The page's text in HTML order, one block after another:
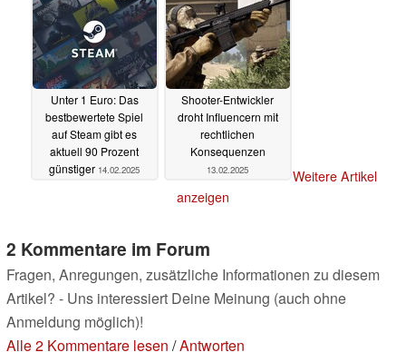
Unter 1 Euro: Das
bestbewertete Spiel
auf Steam gibt es
aktuell 90 Prozent
günstiger 14.02.2025
Shooter-Entwickler
droht Influencern mit
rechtlichen
Konsequenzen
13.02.2025
Weitere Artikel
anzeigen
2 Kommentare im Forum
Fragen, Anregungen, zusätzliche Informationen zu diesem
Artikel? - Uns interessiert Deine Meinung (auch ohne
Anmeldung möglich)!
Alle 2 Kommentare lesen /Antworten